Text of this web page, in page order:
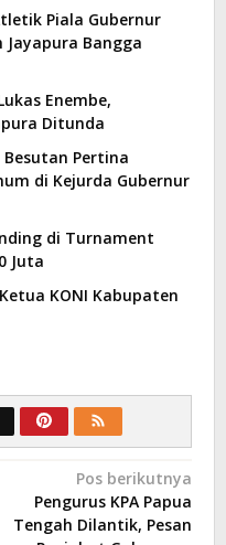
Piala Gubernur
Jayapura Bangga
Enembe,
Ditunda
Pertina
di Kejurda Gubernur
di Turnament
Juta
KONI Kabupaten
Pos berikutnya
Pengurus KPA Papua
Tengah Dilantik, Pesan